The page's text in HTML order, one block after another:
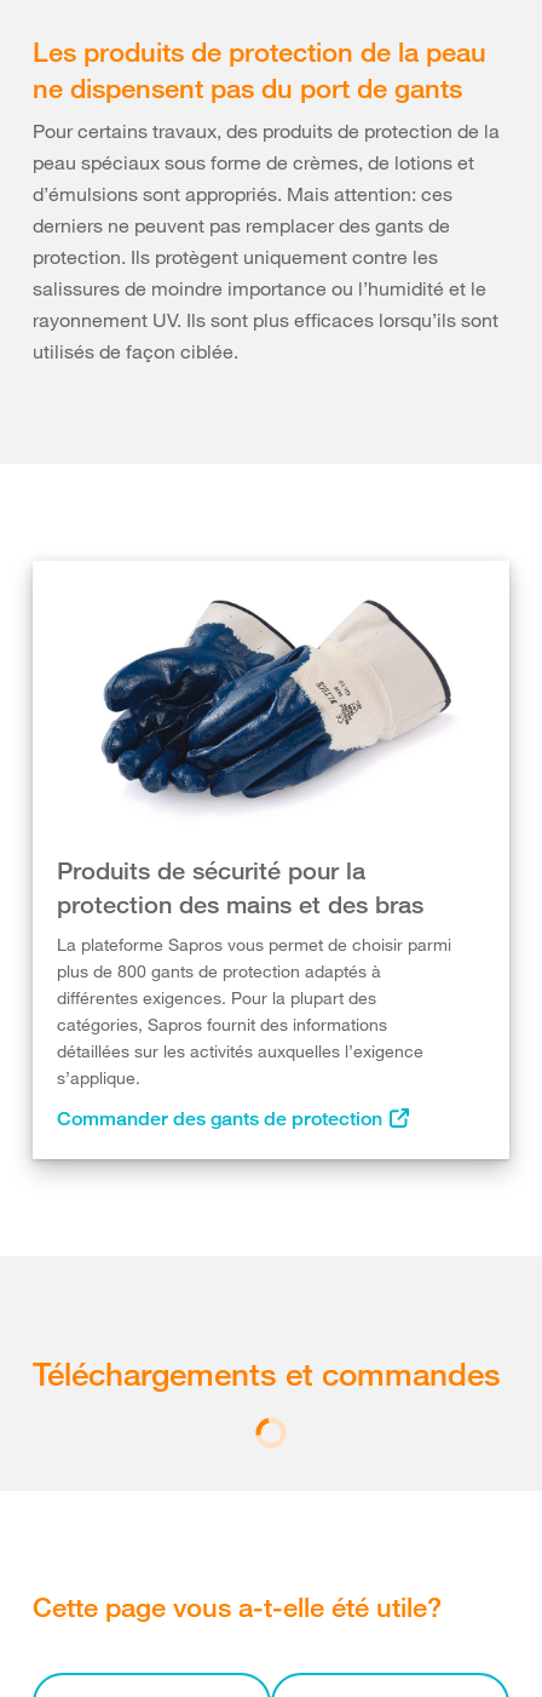
Les produits de protection de la peau
ne dispensent pas du port de gants
Pour certains travaux, des produits de protection de la
peau spéciaux sous forme de crèmes, de lotions et
d’émulsions sont appropriés. Mais attention: ces
derniers ne peuvent pas remplacer des gants de
protection. Ils protègent uniquement contre les
salissures de moindre importance ou l’humidité et le
rayonnement UV. Ils sont plus efficaces lorsqu’ils sont
utilisés de façon ciblée.
Produits de sécurité pour la
protection des mains et des bras
La plateforme Sapros vous permet de choisir parmi
plus de 800 gants de protection adaptés à
différentes exigences. Pour la plupart des
catégories, Sapros fournit des informations
détaillées sur les activités auxquelles l’exigence
s’applique.
Commander des gants de protection
Téléchargements et commandes
Cette page vous a-t-elle été utile?